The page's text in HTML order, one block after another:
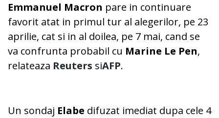
Emmanuel Macron pare in continuare
favorit atat in primul tur al alegerilor, pe 23
aprilie, cat si in al doilea, pe 7 mai, cand se
va confrunta probabil cu Marine Le Pen,
relateaza Reuters siAFP.
Un sondaj Elabe difuzat imediat dupa cele 4